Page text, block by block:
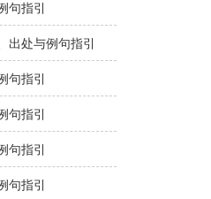
句指引
出处与例句指引
句指引
句指引
句指引
句指引